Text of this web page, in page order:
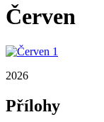
Červen
2026
Přílohy